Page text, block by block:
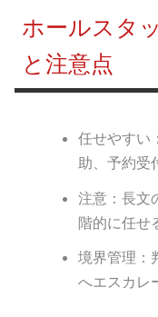
ホールスタ
と注意点
任せやすい
助、予約受
注意：長文
階的に任せ
境界管理：
へエスカレ